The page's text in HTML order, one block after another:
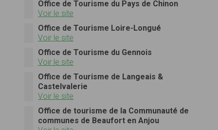
Office de Tourisme du Pays de Chinon
Voir le site
Office de Tourisme Loire-Longué
Voir le site
Office de Tourisme du Gennois
Voir le site
Office de Tourisme de Langeais &
Castelvalerie
Voir le site
Office de tourisme de la Communauté de
communes de Beaufort en Anjou